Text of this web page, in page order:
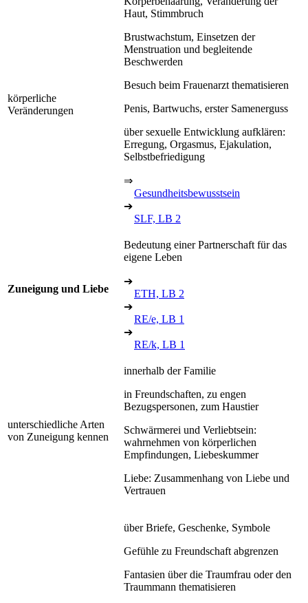
körperliche
Veränderungen
Haut, Stimmbruch
Brustwachstum, Einsetzen der
Menstruation und begleitende
Beschwerden
Besuch beim Frauenarzt thematisieren
Penis, Bartwuchs, erster Samenerguss
über sexuelle Entwicklung aufklären:
Erregung, Orgasmus, Ejakulation,
Selbstbefriedigung
⇒
Gesundheitsbewusstsein
➔
SLF, LB 2
Zuneigung und Liebe
Bedeutung einer Partnerschaft für das
eigene Leben
➔
ETH, LB 2
➔
RE/e, LB 1
➔
RE/k, LB 1
unterschiedliche Arten
von Zuneigung kennen
innerhalb der Familie
in Freundschaften, zu engen
Bezugspersonen, zum Haustier
Schwärmerei und Verliebtsein:
wahrnehmen von körperlichen
Empfindungen, Liebeskummer
Liebe: Zusammenhang von Liebe und
Vertrauen
über Briefe, Geschenke, Symbole
Gefühle zu Freundschaft abgrenzen
Fantasien über die Traumfrau oder den
Traummann thematisieren